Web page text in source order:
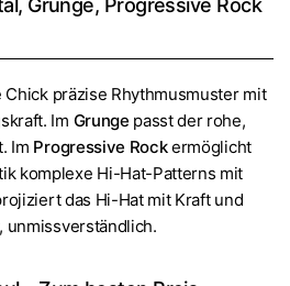
Grunge, Progressive Rock
präzise Rhythmusmuster mit
Im Grunge passt der rohe,
Im Progressive Rockermöglicht
komplexe Hi-Hat-Patterns mit
das Hi-Hat mit Kraft und
unmissverständlich.